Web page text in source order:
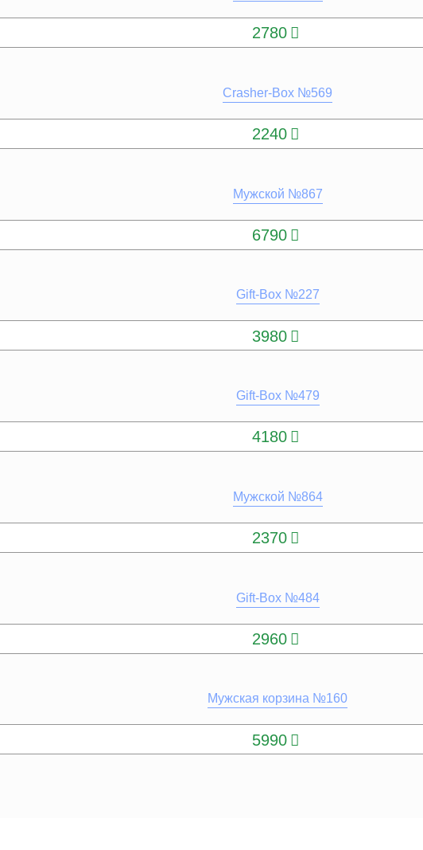
2780
Crasher-Box №569
2240
Мужской №867
6790
Gift-Box №227
3980
Gift-Box №479
4180
Мужской №864
2370
Gift-Box №484
2960
Мужская корзина №160
5990